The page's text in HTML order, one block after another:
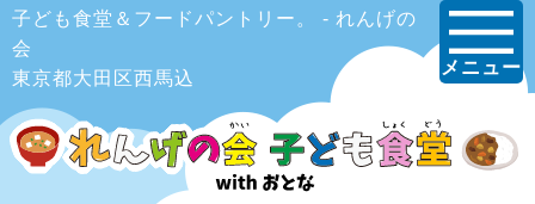
子ども食堂＆フードパントリー。 - れんげの
会
東京都大田区西馬込
メニュー